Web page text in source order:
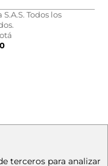
Todos los
terceros para analizar